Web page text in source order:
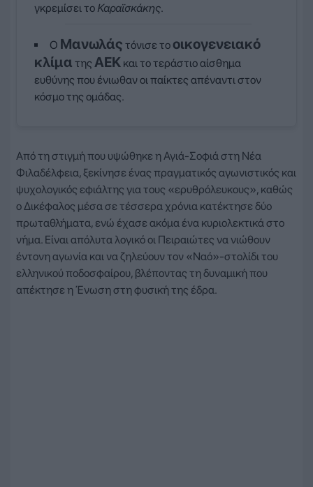
γκρεμίσει το Καραϊσκάκης.
Ο Μανωλάς τόνισε τοοικογενειακό
κλίμα της ΑΕΚ και το τεράστιο αίσθημα
ευθύνης που ένιωθαν οι παίκτες απέναντι στον
κόσμο της ομάδας.
Από τη στιγμή που υψώθηκε η Αγιά-Σοφιά στη Νέα
Φιλαδέλφεια, ξεκίνησε ένας πραγματικός αγωνιστικός και
ψυχολογικός εφιάλτης για τους «ερυθρόλευκους», καθώς
ο Δικέφαλος μέσα σε τέσσερα χρόνια κατέκτησε δύο
πρωταθλήματα, ενώ έχασε ακόμα ένα κυριολεκτικά στο
νήμα. Είναι απόλυτα λογικό οι Πειραιώτες να νιώθουν
έντονη αγωνία και να ζηλεύουν τον «Ναό»-στολίδι του
ελληνικού ποδοσφαίρου, βλέποντας τη δυναμική που
απέκτησε η Ένωση στη φυσική της έδρα.